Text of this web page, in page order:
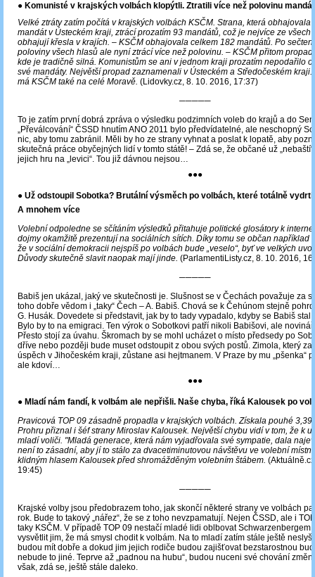
● Komunisté v krajských volbách klopýtli. Ztratili více než polovinu
Velké ztráty zatím počítá v krajských volbách KSČM. Strana, která obhajovala
mandát v Ústeckém kraji, ztrácí prozatím 93 mandátů, což je nejvíce ze všech
obhajují křesla v krajích. ‒ KSČM obhajovala celkem 182 mandátů. Po
poloviny všech hlasů ale nyní ztrácí více než polovinu. ‒ KSČM přitom
kde je tradičně silná. Komunistům se ani v jednom kraji prozatím nepodařilo
své mandáty. Největší propad zaznamenali v Ústeckém a Středočeském kraji.
má KSČM také na celé Moravě. (Lidovky.cz, 8. 10. 2016, 17:37)
─────
To je zatím první dobrá zpráva o výsledku podzimních voleb do krajů a do
„Převálcování“ ČSSD hnutím ANO 2011 bylo předvídatelné, ale neschopný
nic, aby tomu zabránil. Měli by ho ze strany vyhnat a poslat k lopatě, aby
skutečná práce obyčejných lidí v tomto státě! ‒ Zdá se, že občané už
jejich hru na „levici“. Tou již dávnou nejsou…
●●●
● Už odstoupil Sobotka? Brutální výsměch po volbách, které totálně
A mnohem více
Volební odpoledne se sčítáním výsledků přitahuje politické glosátory k
dojmy okamžitě prezentují na sociálních sítích. Díky tomu se občan například
že v sociální demokracii nejspíš po volbách bude „veselo“, byť ve velkých
Důvody skutečně slavit naopak mají jinde. (ParlamentiListy.cz, 8. 10. 2016,
─────
Babiš jen ukázal, jaký ve skutečnosti je. Slušnost se v Čechách považuje za
toho dobře vědom i „taky“ Čech ‒ A. Babiš. Chová se k Čehúnom stejně
G. Husák. Dovedete si představit, jak by to tady vypadalo, kdyby se Babiš stal
Bylo by to na emigraci. Ten výrok o Sobotkovi patří nikoli Babišovi, ale
Přesto stojí za úvahu. Škromach by se mohl ucházet o místo předsedy po
dříve nebo později bude muset odstoupit z obou svých postů. Zimola, který
úspěch v Jihočeském kraji, zůstane asi hejtmanem. V Praze by mu „pšenka“
ale kdoví…
●●●
● Mladí nám fandí, k volbám ale nepřišli. Naše chyba, říká Kalousek po
Pravicová TOP 09 zásadně propadla v krajských volbách. Získala pouhé 3,39
Prohru přiznal i šéf strany Miroslav Kalousek. Největší chybu vidí v tom, že k
mladí voliči. "Mladá generace, která nám vyjadřovala své sympatie, dala
není to zásadní, aby jí to stálo za dvacetiminutovou návštěvu ve volební
klidným hlasem Kalousek před shromážděným volebním štábem.
19:45)
─────
Krajské volby jsou předobrazem toho, jak skončí některé strany ve volbách
rok. Bude to takový „nářez“, že se z toho nevzpamatují. Nejen ČSSD, ale i
taky KSČM. V případě TOP 09 nestačí mladé lidi oblbovat Schwarzenbergem
vysvětlit jim, že má smysl chodit k volbám. Na to mladí zatím stále ještě
budou mít dobře a dokud jim jejich rodiče budou zajišťovat bezstarostnou
nebude to jiné. Teprve až „padnou na hubu“, budou nuceni své chování
však, zdá se, ještě stále daleko.